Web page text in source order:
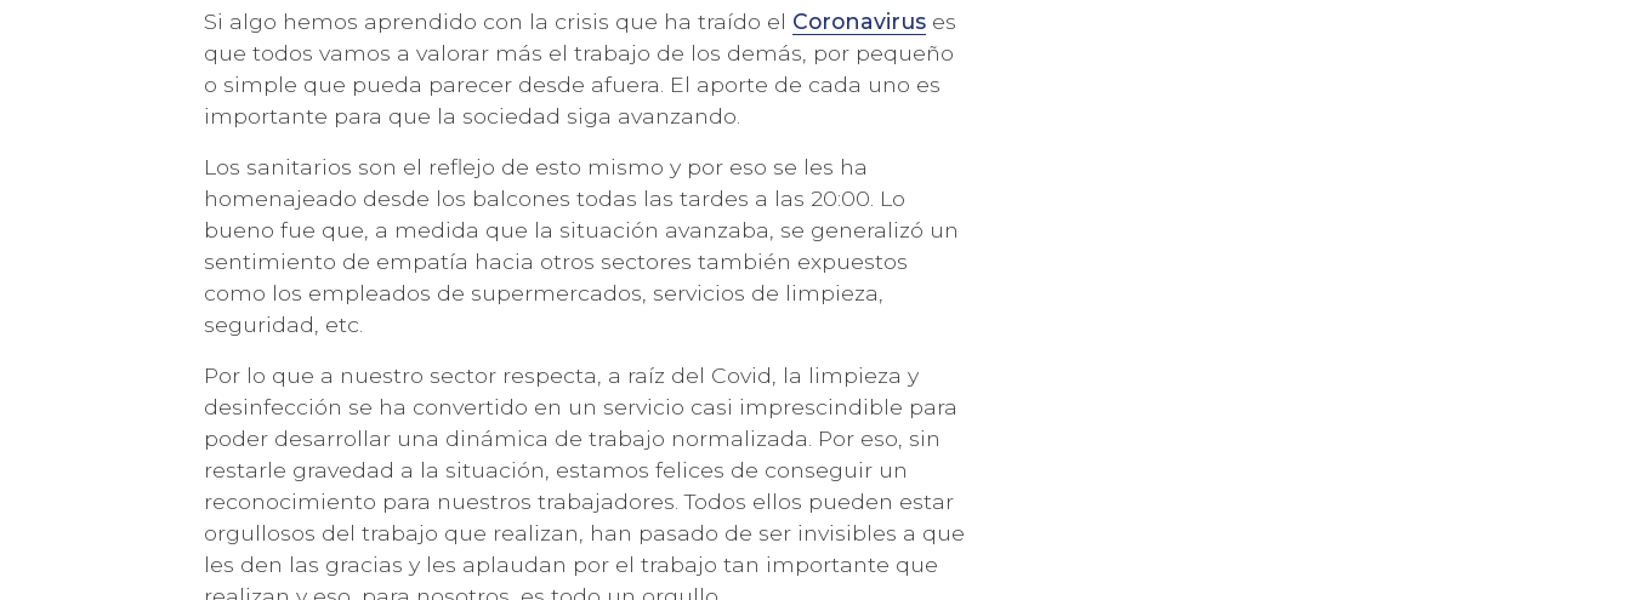
Si algo hemos aprendido con la crisis que ha traído el Coronavirus es
que todos vamos a valorar más el trabajo de los demás, por pequeño
o simple que pueda parecer desde afuera. El aporte de cada uno es
importante para que la sociedad siga avanzando.
Los sanitarios son el reflejo de esto mismo y por eso se les ha
homenajeado desde los balcones todas las tardes a las 20:00. Lo
bueno fue que, a medida que la situación avanzaba, se generalizó un
sentimiento de empatía hacia otros sectores también expuestos
como los empleados de supermercados, servicios de limpieza,
seguridad, etc.
Por lo que a nuestro sector respecta, a raíz del Covid, la limpieza y
desinfección se ha convertido en un servicio casi imprescindible para
poder desarrollar una dinámica de trabajo normalizada. Por eso, sin
restarle gravedad a la situación, estamos felices de conseguir un
reconocimiento para nuestros trabajadores. Todos ellos pueden estar
orgullosos del trabajo que realizan, han pasado de ser invisibles a que
les den las gracias y les aplaudan por el trabajo tan importante que